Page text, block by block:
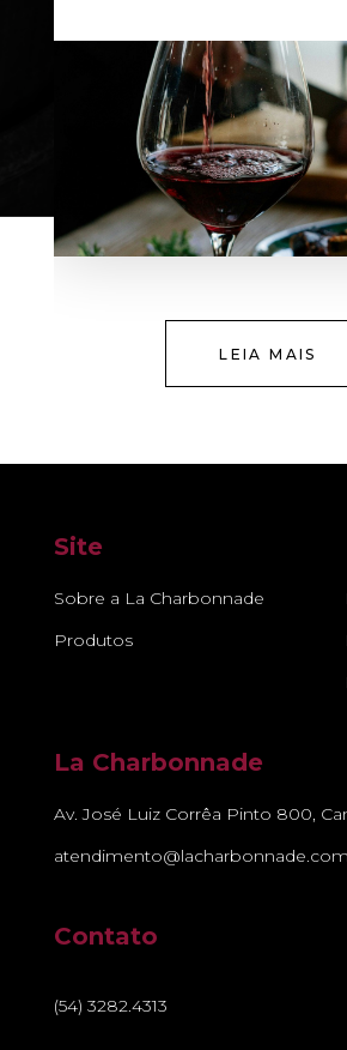
LEIA MAIS
Site
Sobre a La Charbonnade
Produtos
La Charbonnade
Av. José Luiz Corrêa Pinto 800,
Contato
(54) 3282.4313